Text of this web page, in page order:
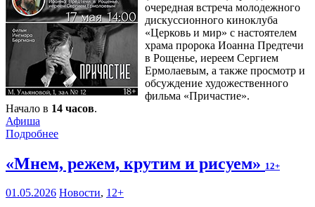
очередная встреча молодежного
дискуссионного киноклуба
«Церковь и мир» с настоятелем
храма пророка Иоанна Предтечи
в Рощенье, иереем Сергием
Ермолаевым, а также просмотр и
обсуждение художественного
фильма «Причастие».
Начало в 14 часов.
Афиша
Подробнее
«Мнем, режем, крутим и рисуем» 12+
01.05.2026 Новости, 12+